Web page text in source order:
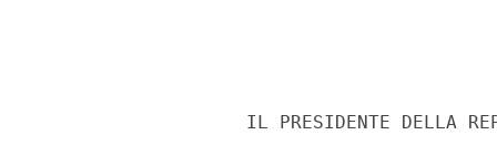
IL PRESIDENTE DELLA